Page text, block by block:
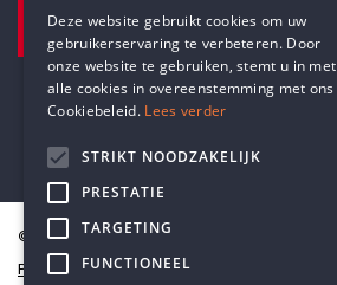
Pottenbrug 4
Antwerpen, 2000
© Humanistisch Verbond 2026
Privacy
DUTCH
Deze website gebruikt cookies om uw
gebruikerservaring te verbeteren. Door
onze website te gebruiken, stemt u in met
alle cookies in overeenstemming met ons
Cookiebeleid. Lees verder
STRIKT NOODZAKELIJK
PRESTATIE
TARGETING
FUNCTIONEEL